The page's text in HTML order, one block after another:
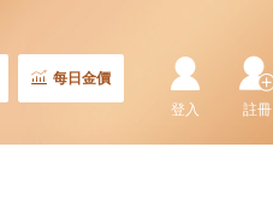
每日金價
註冊
登入